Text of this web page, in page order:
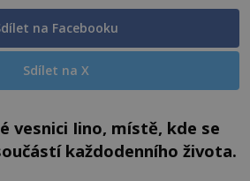
na Facebooku
Sdílet na X
vesnici Iino, místě, kde se
každodenního života.